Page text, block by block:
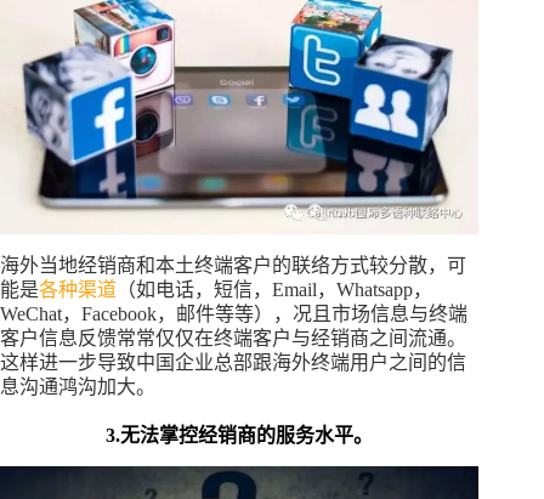
海外当地经销商和本土终端客户的联络方式较分散，可
能是各种渠道 （如电话，短信，Email，Whatsapp，
WeChat，Facebook，邮件等等），况且市场信息与终端
客户信息反馈常常仅仅在终端客户与经销商之间流通。
这样进一步导致中国企业总部跟海外终端用户之间的信
息沟通鸿沟加大。
3.无法掌控经销商的服务水平。